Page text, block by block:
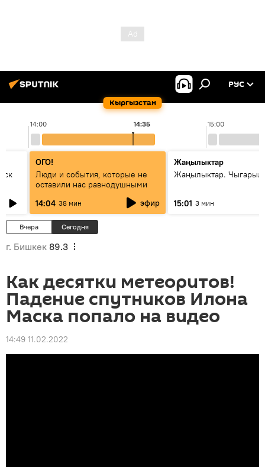
Кыргызстан
РУС
14:00 15:00
14:35
ОГО!
Люди и события, которые не
оставили нас равнодушными
14:04 38 мин эфир
Жаңылыктар
Жаңылыктар.
15:01 3 мин
Вчера Сегодня
г. Бишкек 89.3
Как десятки метеоритов!
Падение спутников Илона
Маска попало на видео
14:49 11.02.2022